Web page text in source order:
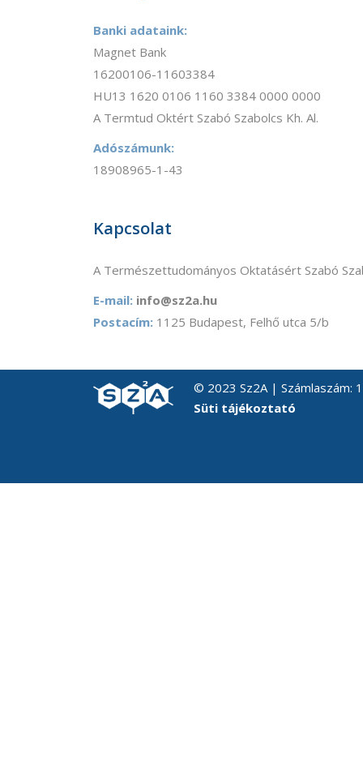
Banki adataink:
Magnet Bank
16200106-11603384
HU13 1620 0106 1160 3384 0000 0000
A Termtud Oktért Szabó Szabolcs Kh. Al.
Adószámunk:
18908965-1-43
Kapcsolat
A Természettudományos Oktatásért Szabó
E-mail: info@sz2a.hu
Postacím: 1125 Budapest, Felhő utca 5/b
© 2023 Sz2A | Számlaszám:
Süti tájékoztató